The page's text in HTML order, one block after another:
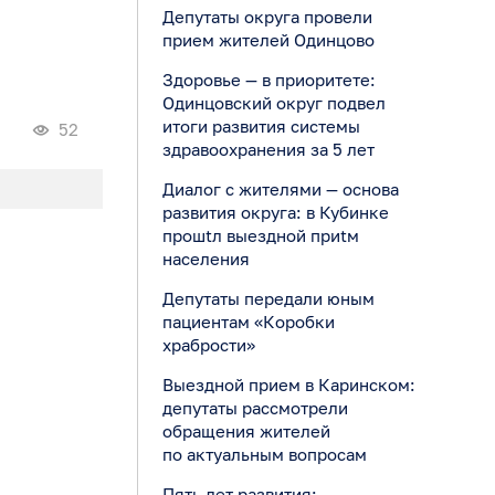
52
Депутаты округа провели
прием жителей Одинцово
Здоровье — в приоритете:
Одинцовский округ подвел
итоги развития системы
здравоохранения за 5 лет
Диалог с жителями — основа
развития округа: в Кубинке
прошtл выездной приtм
населения
Депутаты передали юным
пациентам «Коробки
храбрости»
Выездной прием в Каринском:
депутаты рассмотрели
обращения жителей
по актуальным вопросам